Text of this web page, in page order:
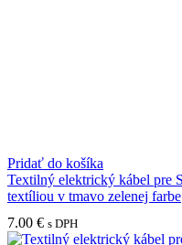
Pridať do košíka
Textilný elektrický kábel pre
textíliou v tmavo zelenej farbe
7.00 € s DPH